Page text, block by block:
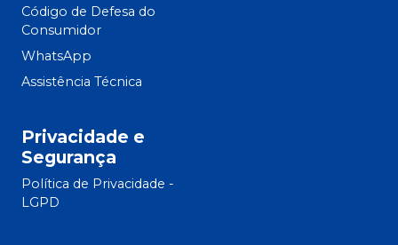
Código de Defesa do
Consumidor
WhatsApp
Assistência Técnica
Privacidade e
Segurança
Política de Privacidade -
LGPD